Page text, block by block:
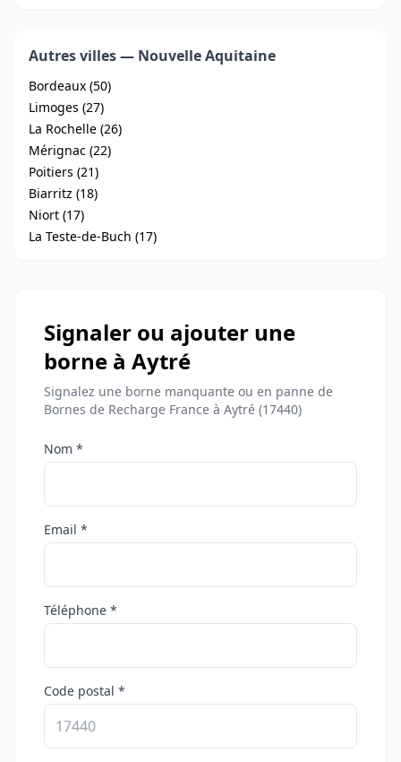
Autres villes — Nouvelle Aquitaine
Bordeaux (50)
Limoges (27)
La Rochelle (26)
Mérignac (22)
Poitiers (21)
Biarritz (18)
Niort (17)
La Teste-de-Buch (17)
Signaler ou ajouter une
borne à Aytré
Signalez une borne manquante ou en panne de
Bornes de Recharge France à Aytré (17440)
Nom *
Email *
Téléphone *
Code postal *